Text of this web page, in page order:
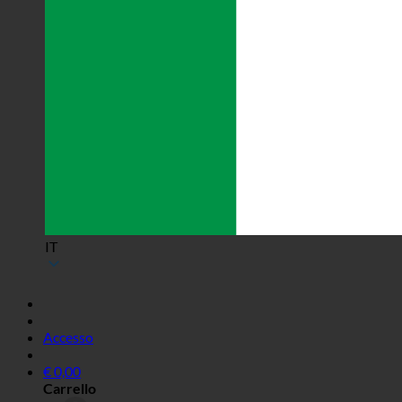
IT
Accesso
€0,00
Carrello